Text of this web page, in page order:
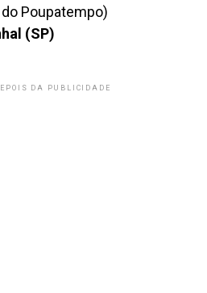
Poupatempo)
(SP)
DA PUBLICIDADE